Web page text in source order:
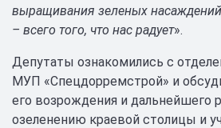
выращивания зеленых
– всего того, что нас радует».
Депутаты ознакомились с
МУП «Спецдорремстрой» и
его возрождения и дальнейшего
озеленению краевой столицы и